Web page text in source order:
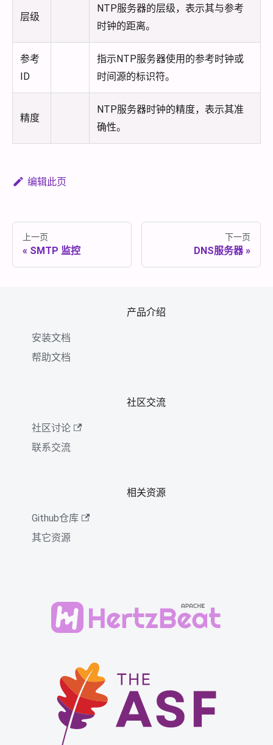
层级
NTP服务器的层级，表示其与参考
时钟的距离。
参考
ID
指示NTP服务器使用的参考时钟或
时间源的标识符。
精度
NTP服务器时钟的精度，表示其准
确性。
编辑此页
上一页
SMTP 监控
下一页
DNS服务器
产品介绍
安装文档
帮助文档
社区交流
社区讨论
联系交流
相关资源
Github仓库
其它资源